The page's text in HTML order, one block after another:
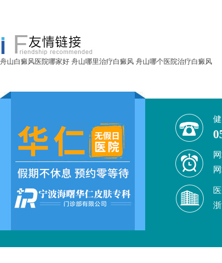
舟山白癜风医院哪家好 舟山哪里治疗白癜风 舟山哪个医院治疗白癜风